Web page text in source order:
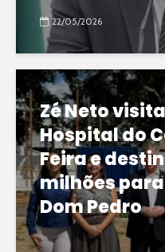
22/05/2026
Zé Neto
Hospital do
Feira e
milhões
Dom Pedro